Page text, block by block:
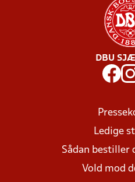
DBU
Ledige
Sådan bestiller
Vold mod